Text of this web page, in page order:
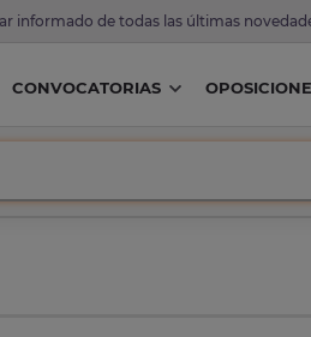
informado de todas las últimas
CONVOCATORIAS